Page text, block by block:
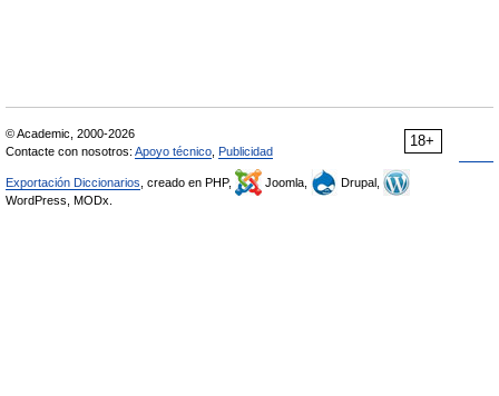
18+
© Academic, 2000-2026
Contacte con nosotros: Apoyo técnico Publicidad
Exportación Diccionarios , creado en PHP, Joomla,
Drupal,
WordPress, MODx.